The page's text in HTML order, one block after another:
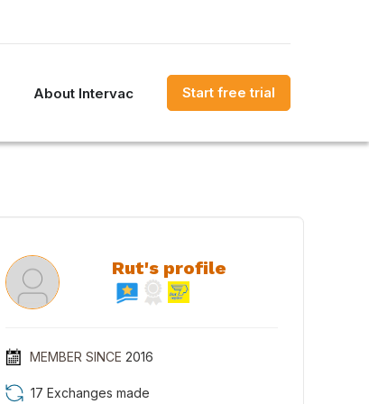
About Intervac Start free trial
Rut's profile
MEMBER SINCE 2016
17 Exchanges made